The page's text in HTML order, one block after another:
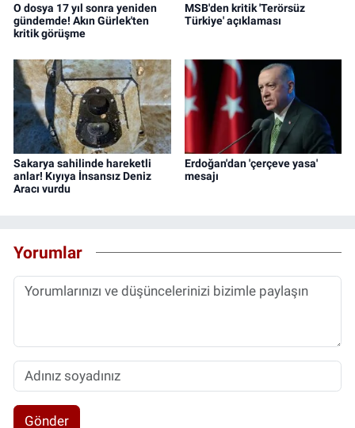
O dosya 17 yıl sonra yeniden
gündemde! Akın Gürlek'ten
kritik görüşme
MSB'den kritik 'Terörsüz
Türkiye' açıklaması
Sakarya sahilinde hareketli
anlar! Kıyıya İnsansız Deniz
Aracı vurdu
Erdoğan'dan 'çerçeve yasa'
mesajı
Yorumlar
Gönder